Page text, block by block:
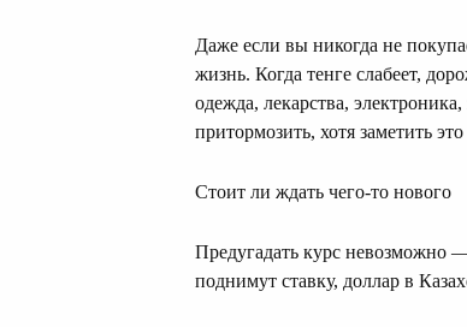
Даже если вы никогда не
жизнь. Когда тенге слабеет,
одежда, лекарства,
притормозить, хотя заметить
Стоит ли ждать чего-то нового
Предугадать курс
поднимут ставку, доллар в